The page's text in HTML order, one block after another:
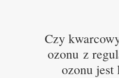
Czy
ozonu z
ozonu jest